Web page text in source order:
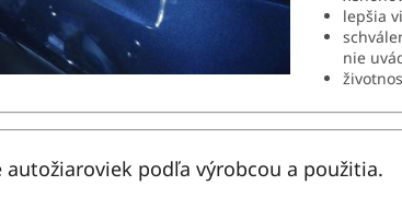
lepšia
nie
autožiaroviek podľa výrobcou a použitia.